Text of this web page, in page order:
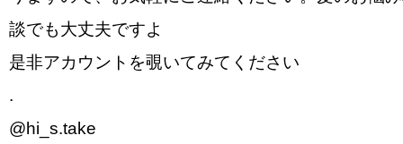
談でも大丈夫ですよ
是非アカウントを覗いてみてください
.
@hi_s.take